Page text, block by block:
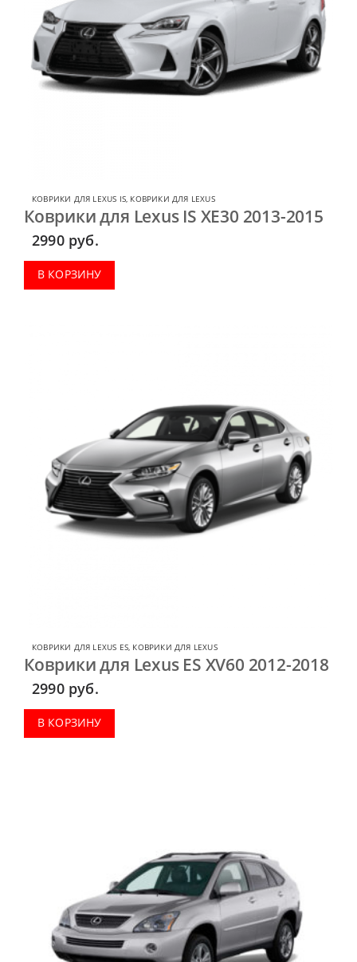
КОВРИКИ ДЛЯ LEXUS IS, КОВРИКИ ДЛЯ LEXUS
Коврики для Lexus IS XE30 2013-2015
2990 руб.
В КОРЗИНУ
КОВРИКИ ДЛЯ LEXUS ES, КОВРИКИ ДЛЯ LEXUS
Коврики для Lexus ES XV60 2012-2018
2990 руб.
В КОРЗИНУ